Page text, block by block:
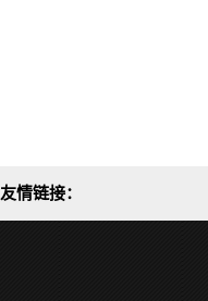
友情链接：